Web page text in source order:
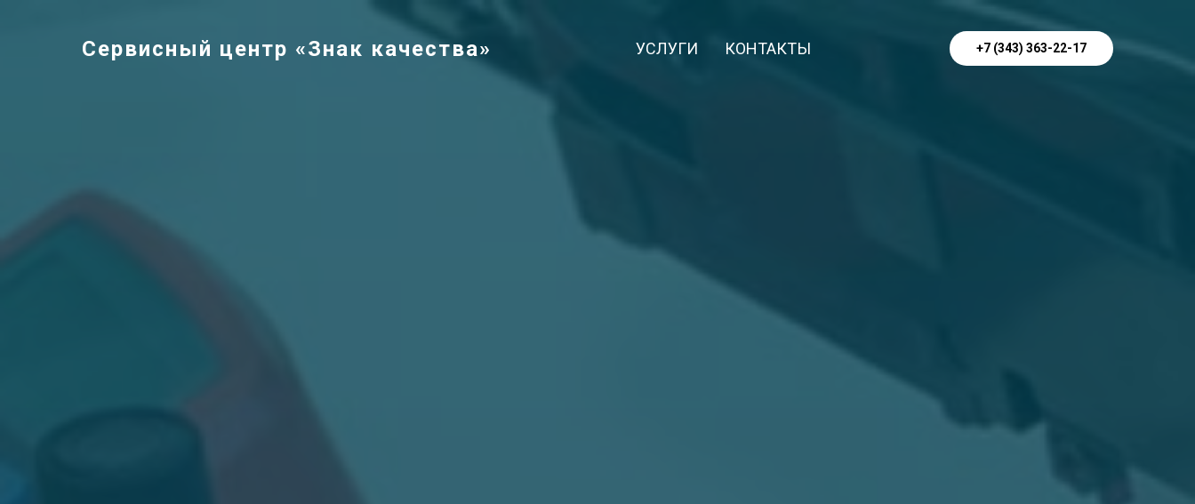
Сервисный центр «Знак качества» УСЛУГИ КОНТАКТЫ +7 (343) 363-22-17